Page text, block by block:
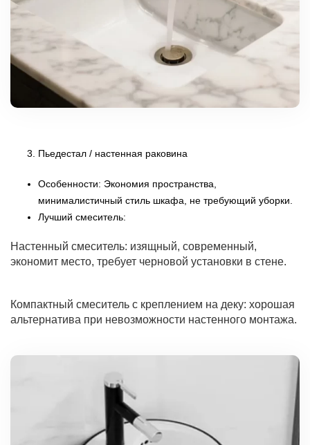
Пьедестал / настенная раковина
Особенности: Экономия пространства,
минималистичный стиль шкафа, не требующий уборки.
Лучший смеситель:
Настенный смеситель: изящный, современный,
экономит место, требует черновой установки в стене.
Компактный смеситель с креплением на деку: хорошая
альтернатива при невозможности настенного монтажа.